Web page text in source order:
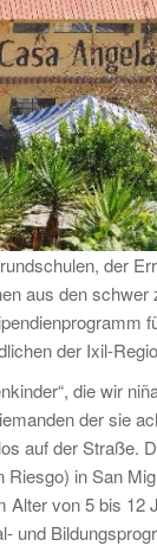
der
aus den
der Ixil-
die wir
der sie
auf der Straße.
in San
von 5 bis
und